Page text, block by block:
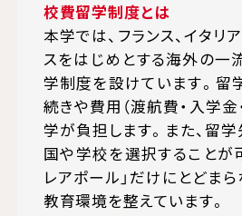
校費留学制度とは
本学では、フランス、イタリ
スをはじめとする海外の一
学制度を設けています。留
続きや費用（渡航費・入学金
学が負担します。また、留
国や学校を選択することが
レアポール」だけにとどま
教育環境を整えています。